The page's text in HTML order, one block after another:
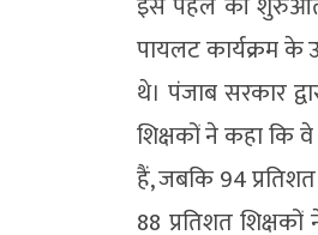
पायलट कार्यक्रम
थे। पंजाब सरकार
शिक्षकों ने कहा कि
हैं, जबकि 94
88 प्रतिशत